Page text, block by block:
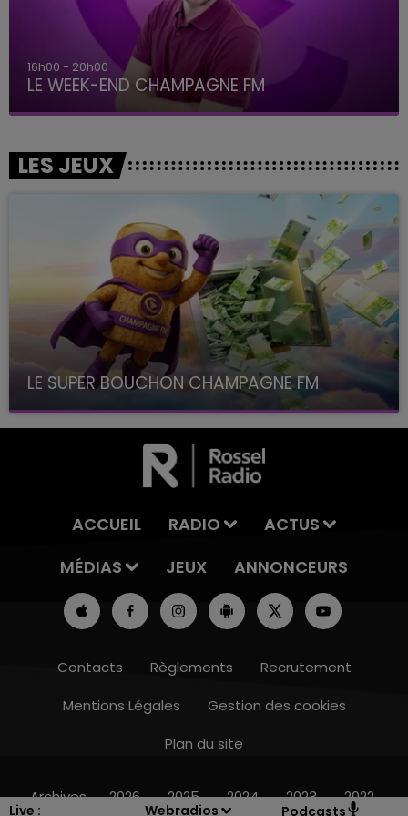
Live : Webradios Podcasts
7h00 - 12h00
16h00 - 20h00
LE WEEK-END CHAMPAGNE FM
LES JEUX
LE SUPER BOUCHON CHAMPAGNE FM
avec La Famille Champagne FM, à 8H10
ACCUEIL RADIO
ACTUS
MÉDIAS
JEUX ANNONCEURS
Contacts Règlements
Recrutement
Mentions Légales
Gestion des cookies
Plan du site
Archives 2026 2025 2024 2023 2022